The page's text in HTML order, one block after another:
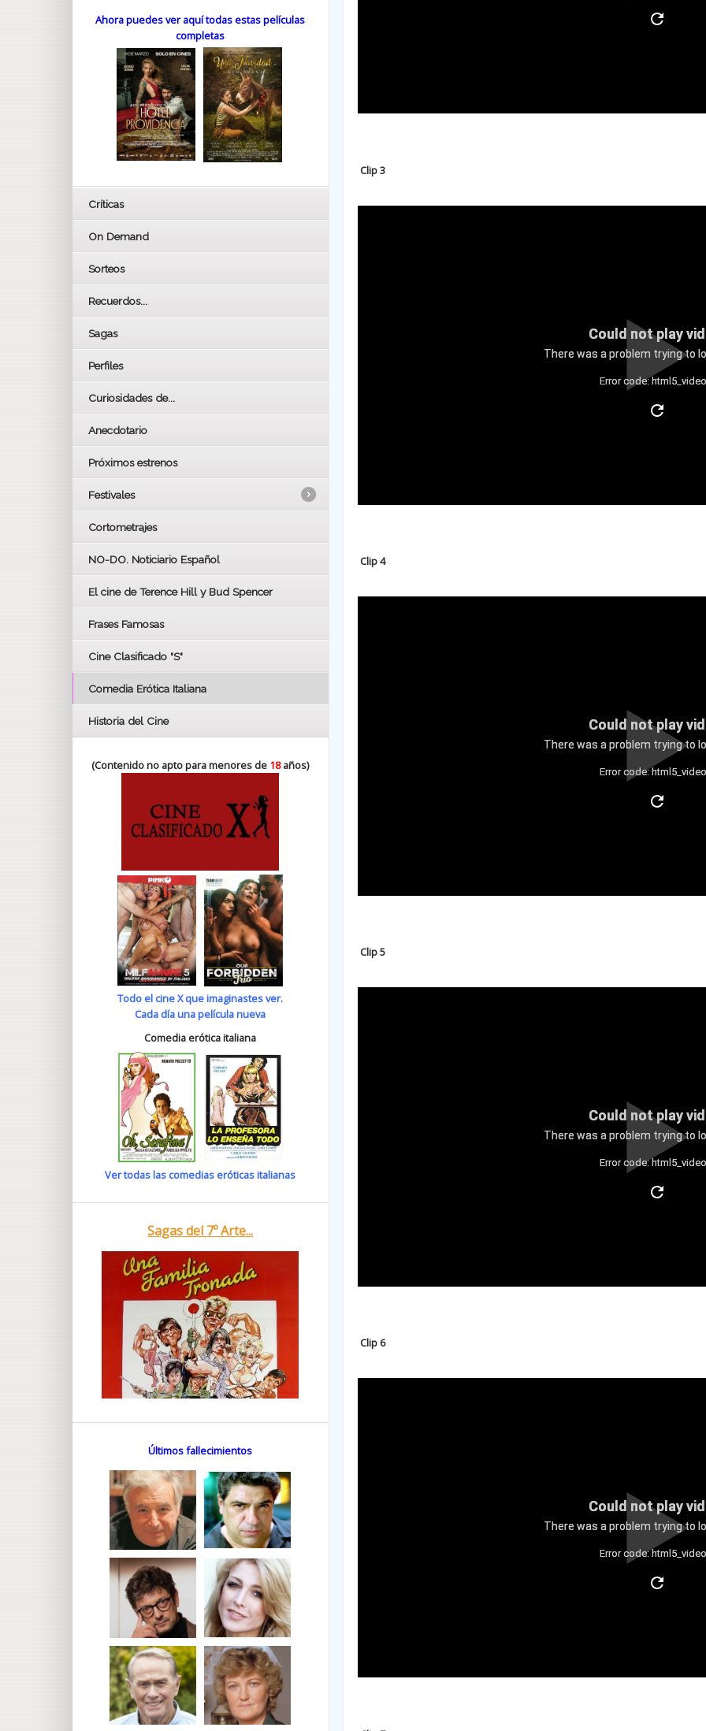
Clip 3
Could not play
There was a problem trying to
Error code:
Clip 4
Could not play
There was a problem trying to
Error code:
Clip 5
Could not play
There was a problem trying to
Error code:
Clip 6
Could not play
There was a problem trying to
Error code:
Ahora puedes ver aquí todas estas películas
completas
Críticas
On Demand
Sorteos
Recuerdos...
Sagas
Perfiles
Curiosidades de...
Anecdotario
Próximos estrenos
Festivales
LOS OSCARS
BAFTA
Cortometrajes
NO-DO. Noticiario Español
El cine de Terence Hill y Bud Spencer
Frases Famosas
Cine Clasificado "S"
Comedia Erótica Italiana
Historia del Cine
(Contenido no apto para menores de 18años)
Todo el cine X que imaginastes ver.
Cada día una película nueva
Comedia erótica italiana
Ver todas las comedias eróticas italianas
Sagas del 7º Arte...
Últimos fallecimientos